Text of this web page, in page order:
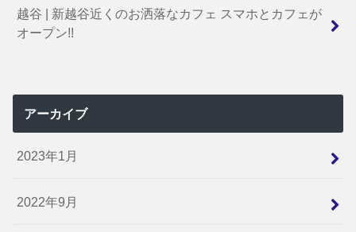
越谷 | 新越谷近くのお洒落なカフェ スマホとカフェが
オープン!!
アーカイブ
2023年1月
2022年9月